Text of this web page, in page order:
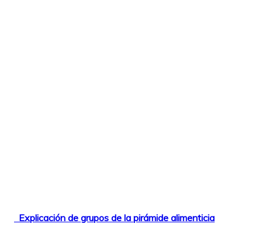
Explicación de grupos de la pirámide alimenticia